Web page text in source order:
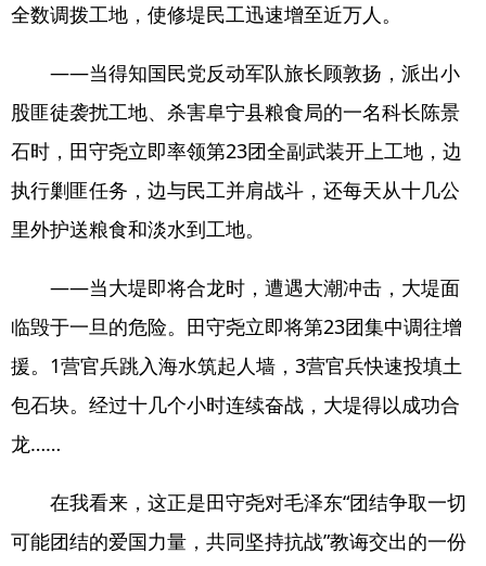
全数调拨工地，使修堤民工迅速增至近万人。
——当得知国民党反动军队旅长顾敦扬，派出小
股匪徒袭扰工地、杀害阜宁县粮食局的一名科长陈景
石时，田守尧立即率领第23团全副武装开上工地，边
执行剿匪任务，边与民工并肩战斗，还每天从十几公
里外护送粮食和淡水到工地。
——当大堤即将合龙时，遭遇大潮冲击，大堤面
临毁于一旦的危险。田守尧立即将第23团集中调往增
援。1营官兵跳入海水筑起人墙，3营官兵快速投填土
包石块。经过十几个小时连续奋战，大堤得以成功合
龙……
在我看来，这正是田守尧对毛泽东“团结争取一切
可能团结的爱国力量，共同坚持抗战”教诲交出的一份